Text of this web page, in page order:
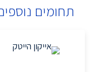
תחומים